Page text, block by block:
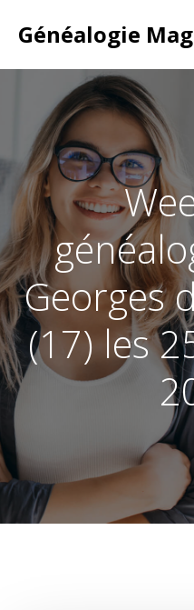
Généalogie
Georges
(17) les